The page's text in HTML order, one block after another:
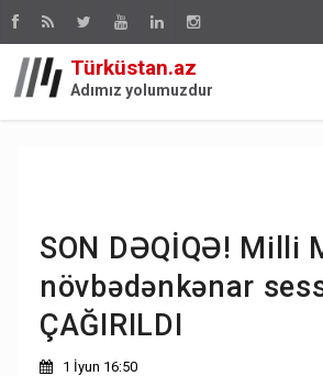
Türküstan.az
Adımız yolumuzdur
SON DƏQİQƏ! Milli
növbədənkənar
ÇAĞIRILDI
1 İyun 16:50